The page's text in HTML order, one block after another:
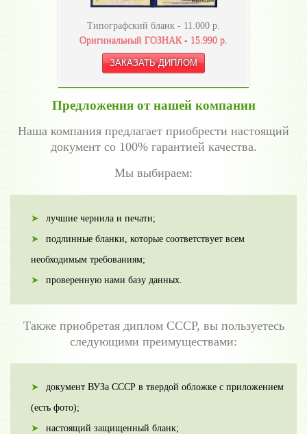
Типографский бланк - 11.000 р.
Оригинальный ГОЗНАК - 15.990 р.
Предложения от нашей компании
Наша компания предлагает приобрести настоящий
документ со 100% гарантией качества.
Мы выбираем:
лучшие чернила и печати;
подлинные бланки, которые соответствует всем
необходимым требованиям;
проверенную нами базу данных.
Также приобретая диплом СССР, вы пользуетесь
следующими преимуществами:
документ ВУЗа СССР в твердой обложке с приложением
(есть фото);
настоящий защищенный бланк;